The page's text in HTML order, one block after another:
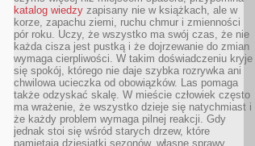
katalog wiedzy zapisany nie w książkach, ale w
korze, zapachu ziemi, ruchu chmur i zmienności
pór roku. Uczy, że wszystko ma swój czas, że nie
każda cisza jest pustką i że dojrzewanie do zmian
wymaga cierpliwości. W takim doświadczeniu kryje
się spokój, którego nie daje szybka rozrywka ani
chwilowa ucieczka od obowiązków. Las pomaga
także odzyskać skalę. W mieście człowiek często
ma wrażenie, że wszystko dzieje się natychmiast i
że każdy problem wymaga pilnej reakcji. Gdy
jednak stoi się wśród starych drzew, które
pamiętają dziesiątki sezonów, własne sprawy